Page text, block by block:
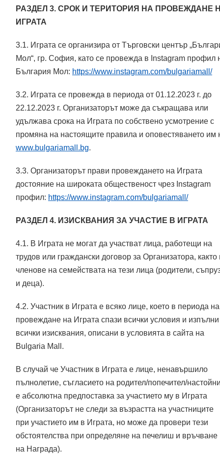
РАЗДЕЛ 3. СРОК И ТЕРИТОРИЯ НА ПРОВЕЖДАНЕ
ИГРАТА
3.1. Играта се организира от Търговски център
Мол“, гр. София, като се провежда в Instagram профил
България Мол: https://www.instagram.com/bulgariamall/
3.2. Играта се провежда в периода от 01.12.2023 г. до
22.12.2023 г. Организаторът може да съкращава или
удължава срока на Играта по собствено усмотрение с
промяна на настоящите правила и оповестяването им
www.bulgariamall.bg.
3.3. Организаторът прави провеждането на Играта
достояние на широката общественост чрез Instagram
профил: https://www.instagram.com/bulgariamall/
РАЗДЕЛ 4. ИЗИСКВАНИЯ ЗА УЧАСТИЕ В ИГРАТА
4.1. В Играта не могат да участват лица, работещи на
трудов или граждански договор за Организатора, както
членове на семействата на тези лица (родители,
и деца).
4.2. Участник в Играта е всяко лице, което в периода на
провеждане на Играта спази всички условия и изпълни
всички изисквания, описани в условията в сайта на
Bulgaria Mall.
В случай че Участник в Играта е лице, ненавършило
пълнолетие, съгласието на родител/попечител/
е абсолютна предпоставка за участието му в Играта
(Организаторът не следи за възрастта на участниците
при участието им в Играта, но може да провери тези
обстоятелства при определяне на печелиш и връчване
на Награда).